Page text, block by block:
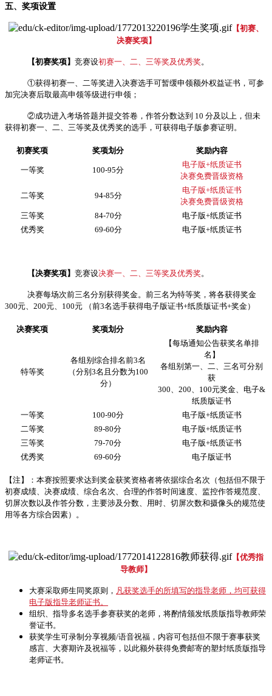
五、奖项设置
【初赛、
决赛奖项】
【初赛奖项】竞赛设初赛一、二、三等奖及优秀奖 。
①获得初赛一、二等奖进入决赛选手可暂缓申领额外权益证书，可参
加完决赛后取最高申领等级进行申领；
②成功进入考场答题并提交答卷，作答分数达到 10 分及以上，但未
获得初赛一、二、三等奖及优秀奖的选手，可获得电子版参赛证明。
初赛奖项 奖项划分 奖励内容
一等奖 100-95分
电子版+纸质证书
决赛免费晋级资格
二等奖 94-85分
电子版+纸质证书
决赛免费晋级资格
三等奖
84-70分
电子版+纸质证书
优秀奖
69-60分 电子版+纸质证书
【决赛奖项】竞赛设决赛一、二、三等奖及优秀奖 。
决赛每场次前三名分别获得奖金。前三名为特等奖，将各获得奖金
300元、200元、100元 （前3名选手获得电子版证书+纸质版证书+奖金）
决赛奖项 奖项划分 奖励内容
特等奖
各组别综合排名前3名
（分别3名且分数为100
分）
【每场通知公告获奖名单排
名】
各组别第一、二、三名可分别
获
300、200、100元奖金、电子&
纸质版证书
一等奖
100-90分
电子版+纸质证书
二等奖
89-80分
电子版+纸质证书
三等奖
79-70分
电子版+纸质证书
优秀奖
69-60分 电子版证书
【注】：本赛按照要求达到奖金获奖资格者将依据综合名次（包括但不限于
初赛成绩、决赛成绩、综合名次、合理的作答时间速度、监控作答规范度、
切屏次数以及作答分数，主要涉及分数、用时、切屏次数和摄像头的规范使
用等各方综合因素）。
【优秀指
导教师】
大赛采取师生同奖原则， 凡获奖选手的所填写的指导老师，均可获得
电子版指导老师证书。
组织、指导多名选手参赛获奖的老师，将酌情颁发纸质版指导教师荣
誉证书。
获奖学生可录制分享视频/语音祝福，内容可包括但不限于赛事获奖
感言、大赛期许及祝福等，以此额外获得免费邮寄的塑封纸质版指导
老师证书。